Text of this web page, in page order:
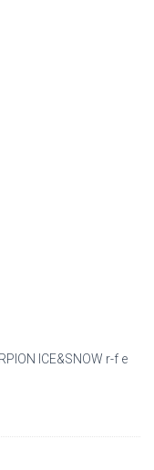
ICE&SNOW r-f e